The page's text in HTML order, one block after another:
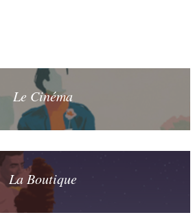
Le Cinéma
La Boutique